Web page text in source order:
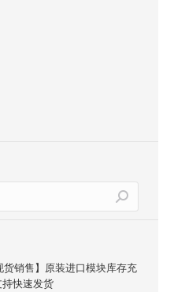
货销售】原装进口模块库存充
快速发货